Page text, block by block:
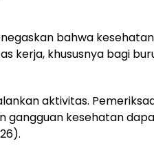
bahwa
kerja, khususnya bagi
aktivitas.
gangguan kesehatan